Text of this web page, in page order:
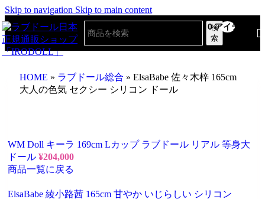
Skip to navigation Skip to main content
検
索
0アイテム
HOME » ラブドール総合 » ElsaBabe 佐々木梓 165cm
大人の色気 セクシー シリコン ドール
WM Doll キーラ 169cm Lカップ ラブドール リアル 等身大
ドール ¥204,000
商品一覧に戻る
ElsaBabe 綾小路茜 165cm 甘やか いじらしい シリコン